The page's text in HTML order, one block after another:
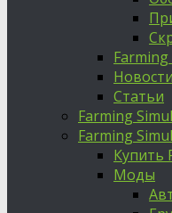
Новости
Статьи
Farming
Farming
Купить
Моды